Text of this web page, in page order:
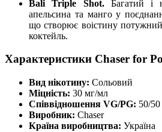
Bali Triple Shot.Багатий і
апельсина та манго у
що створює воістину
коктейль.
Характеристики Chaser for
Вид нікотину: Сольовий
Міцність: 30 мг/мл
Співвідношення VG/PG: 50/50
Виробник: Chaser
Країна виробництва: Україна